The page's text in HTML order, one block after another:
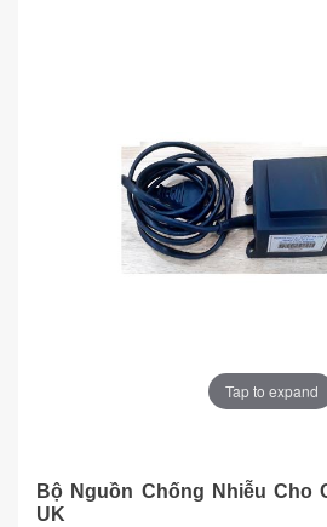
Tap to expand
Bộ Nguồn Chống Nhiễu Cho
UK